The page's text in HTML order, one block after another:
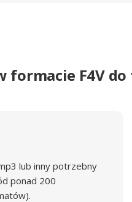
formacie F4V
lub inny potrzebny
ponad 200